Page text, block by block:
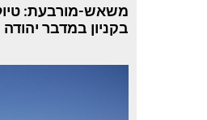
משאש-מורבעת:
בקניון במדבר יהודה